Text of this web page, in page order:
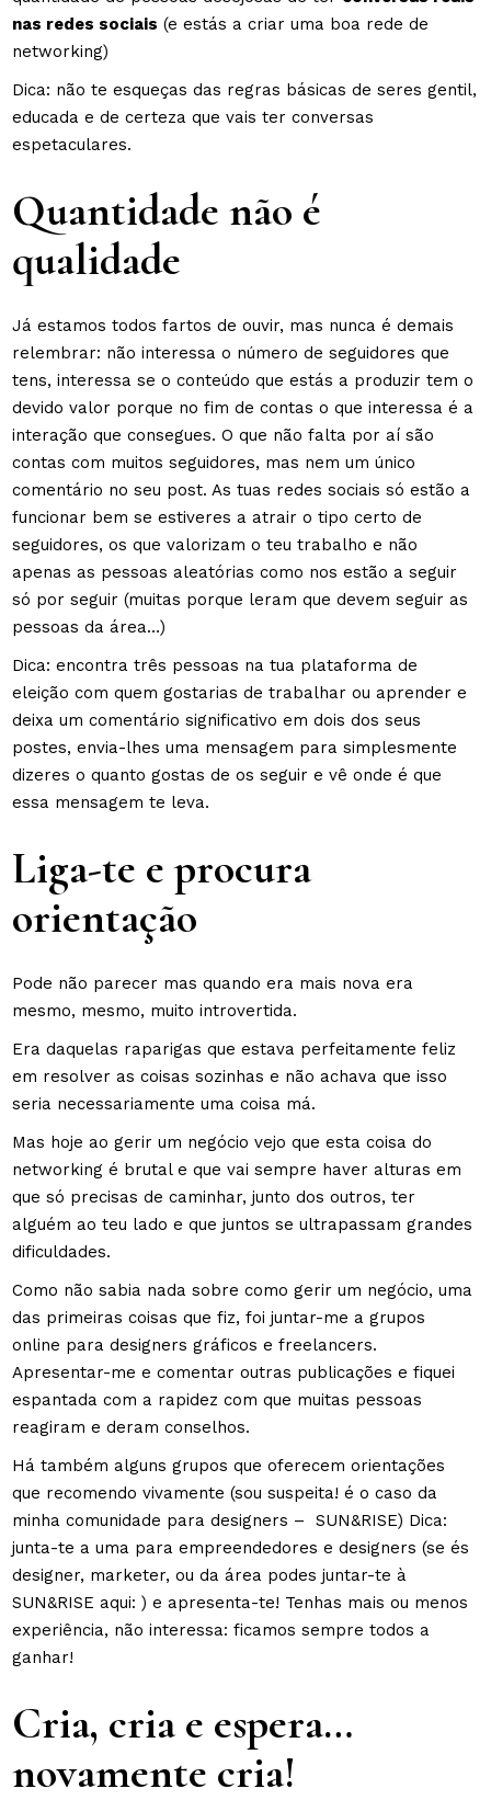
nas redes sociais (e estás a criar uma boa rede de
networking)
Dica: não te esqueças das regras básicas de seres gentil,
educada e de certeza que vais ter conversas
espetaculares.
Quantidade não é
qualidade
Já estamos todos fartos de ouvir, mas nunca é demais
relembrar: não interessa o número de seguidores que
tens, interessa se o conteúdo que estás a produzir tem o
devido valor porque no fim de contas o que interessa é a
interação que consegues. O que não falta por aí são
contas com muitos seguidores, mas nem um único
comentário no seu post. As tuas redes sociais só estão a
funcionar bem se estiveres a atrair o tipo certo de
seguidores, os que valorizam o teu trabalho e não
apenas as pessoas aleatórias como nos estão a seguir
só por seguir (muitas porque leram que devem seguir as
pessoas da área…)
Dica: encontra três pessoas na tua plataforma de
eleição com quem gostarias de trabalhar ou aprender e
deixa um comentário significativo em dois dos seus
postes, envia-lhes uma mensagem para simplesmente
dizeres o quanto gostas de os seguir e vê onde é que
essa mensagem te leva.
Liga-te e procura
orientação
Pode não parecer mas quando era mais nova era
mesmo, mesmo, muito introvertida.
Era daquelas raparigas que estava perfeitamente feliz
em resolver as coisas sozinhas e não achava que isso
seria necessariamente uma coisa má.
Mas hoje ao gerir um negócio vejo que esta coisa do
networking é brutal e que vai sempre haver alturas em
que só precisas de caminhar, junto dos outros, ter
alguém ao teu lado e que juntos se ultrapassam grandes
dificuldades.
Como não sabia nada sobre como gerir um negócio, uma
das primeiras coisas que fiz, foi juntar-me a grupos
online para designers gráficos e freelancers.
Apresentar-me e comentar outras publicações e fiquei
espantada com a rapidez com que muitas pessoas
reagiram e deram conselhos.
Há também alguns grupos que oferecem orientações
que recomendo vivamente (sou suspeita! é o caso da
minha comunidade para designers – SUN&RISE) Dica:
junta-te a uma para empreendedores e designers (se és
designer, marketer, ou da área podes juntar-te à
SUN&RISE aqui: ) e apresenta-te! Tenhas mais ou menos
experiência, não interessa: ficamos sempre todos a
ganhar!
Cria, cria e espera…
novamente cria!